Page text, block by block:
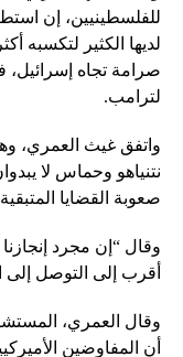
للفلسطينيين، إن
لديها الكثير لتكسبه
صرامة تجاه
لترامب.
واتفق غيث العمري،
نتنياهو وحماس لا
صعوبة القضايا
أقرب إلى التوصل إلى
وقال العمري،
أن المفاوضين